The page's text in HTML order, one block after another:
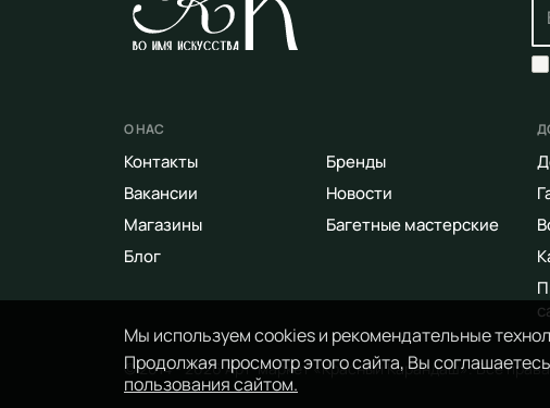
Мы используем cookies и рекомендательные
Продолжая просмотр этого сайта, Вы
пользования сайтом.
О НАС
Контакты
Вакансии
Магазины
Блог
Бренды
Новости
Багетные мастерские
© 2014 - 2026 Арт-маркет «Красный Карандаш». Все